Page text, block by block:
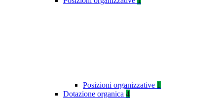
Posizioni organizzative 1
Dotazione organica 4